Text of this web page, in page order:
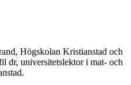
Högskolan Kristianstad och
dr, universitetslektor i mat- och